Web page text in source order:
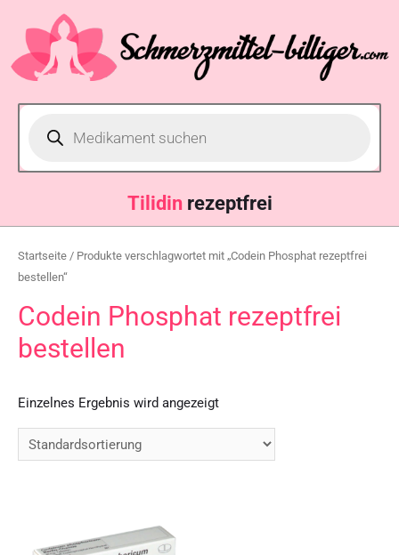
Tilidin rezeptfrei
Startseite / Produkte verschlagwortet mit „Codein Phosphat rezeptfrei
bestellen“
Codein Phosphat rezeptfrei
bestellen
Einzelnes Ergebnis wird angezeigt